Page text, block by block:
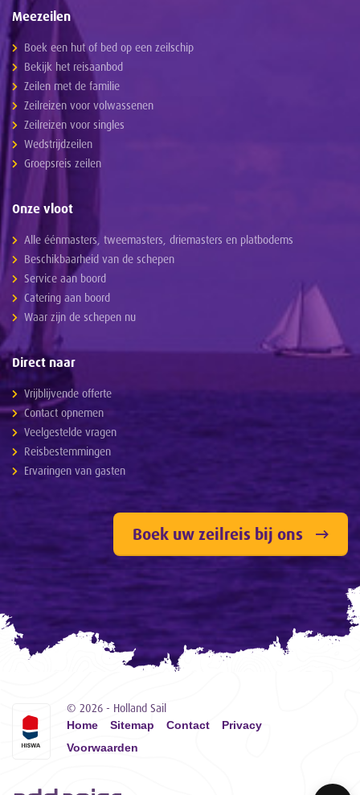
Meezeilen
Boek een hut of bed op een zeilschip
Bekijk het reisaanbod
Zeilen met de familie
Zeilreizen voor volwassenen
Zeilreizen voor singles
Wedstrijdzeilen
Groepsreis zeilen
Onze vloot
Alle éénmasters, tweemasters, driemasters en platbodems
Beschikbaarheid van de schepen
Service aan boord
Catering aan boord
Waar zijn de schepen nu
Direct naar
Vrijblijvende offerte
Contact opnemen
Veelgestelde vragen
Reisbestemmingen
Ervaringen van gasten
Boek uw zeilreis bij ons
© 2026 - Holland Sail
Home Sitemap Contact
Privacy
Voorwaarden